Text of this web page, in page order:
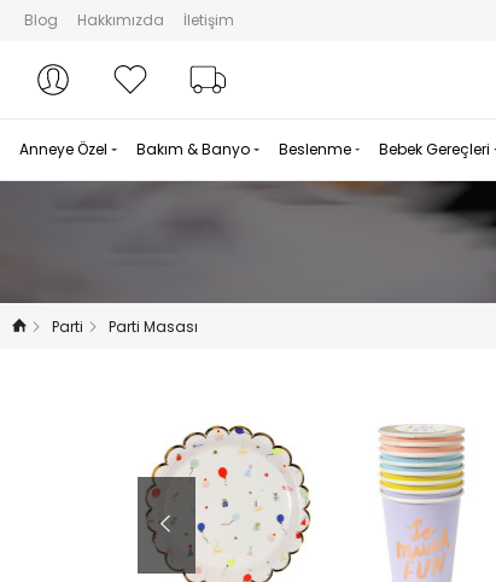
Blog Hakkımızda İletişim
Hesabım
Hesabım Favorilerim
Anneye Özel Bakım & Banyo Beslenme Bebek Gereçleri
Parti Parti Masası